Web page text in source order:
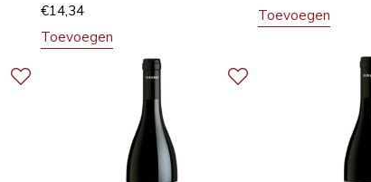
€14,34
Toevoegen
Toevoegen